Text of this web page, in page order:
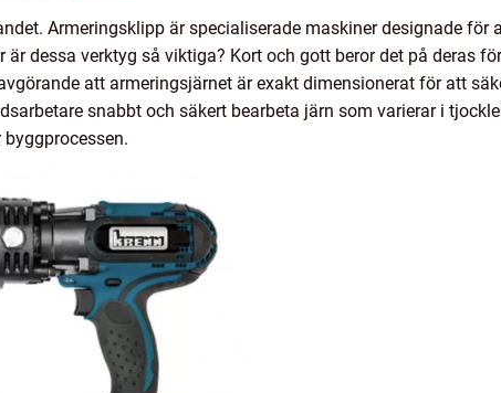
Armeringsklipp är specialiserade maskiner designade för
dessa verktyg så viktiga? Kort och gott beror det på deras
att armeringsjärnet är exakt dimensionerat för att
snabbt och säkert bearbeta järn som varierar i